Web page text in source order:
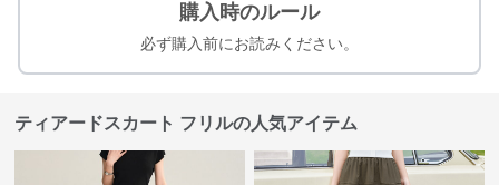
購入時のルール
必ず購入前にお読みください。
ティアードスカート フリルの人気アイテム